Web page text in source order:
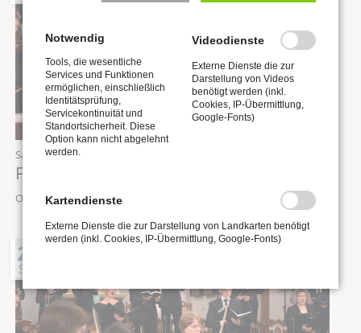
Samstag,26.09.2026
Festgottesdienst: „Erschallet ihr Lieder“
Ort: Stadtkirche St. Wenzel zu Naumburg
26
SEP
Notwendig
Tools, die wesentliche
Services und Funktionen
ermöglichen, einschließlich
Identitätsprüfung,
Servicekontinuität und
Standortsicherheit. Diese
Option kann nicht abgelehnt
werden.
Videodienste
Externe Dienste die zur
Darstellung von Videos
benötigt werden (inkl.
Cookies, IP-Übermittlung,
Google-Fonts)
Kartendienste
Externe Dienste die zur Darstellung von Landkarten benötigt
werden (inkl. Cookies, IP-Übermittlung, Google-Fonts)